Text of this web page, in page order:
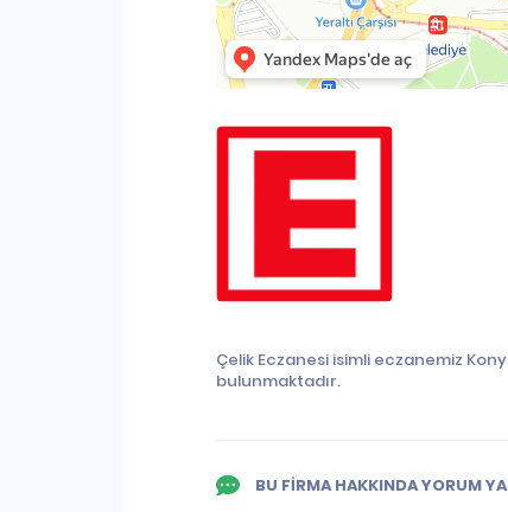
Çelik Eczanesi isimli eczanemiz
bulunmaktadır.
BU FİRMA HAKKINDA YORUM